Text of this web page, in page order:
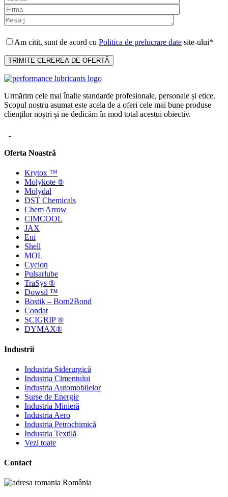
Am citit, sunt de acord cu Politica de prelucrare date site-ului*
Urmărim cele mai înalte standarde profesionale, personale și etice.
Scopul nostru asumat este acela de a oferi cele mai bune produse
clienților noștri și ne dedicăm în mod total acestui obiectiv.
Oferta Noastră
Krytox ™
Molykote ®
Molydal
DST Chemicals
Chem Arrow
CIMCOOL
JAX
Eni
Shell
MOL
Cyclon
Pulsarlube
TraSys ®
Dowsil ™
Bostik – Born2Bond
Condat
SCIGRIP ®
DYMAX®
Industrii
Industria Siderurgică
Industria Cimentului
Industria Automobilelor
Surse de Energie
Industria Minieră
Industria Aero
Industria Petrochimică
Industria Textilă
Vezi toate
Contact
România